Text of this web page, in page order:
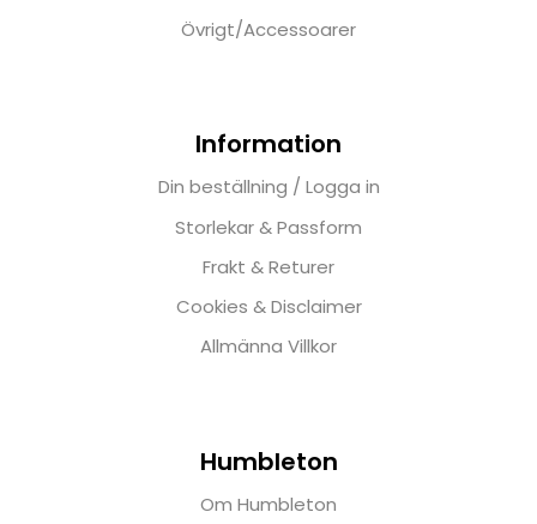
Övrigt/Accessoarer
Information
Din beställning / Logga in
Storlekar & Passform
Frakt & Returer
Cookies & Disclaimer
Allmänna Villkor
Humbleton
Om Humbleton